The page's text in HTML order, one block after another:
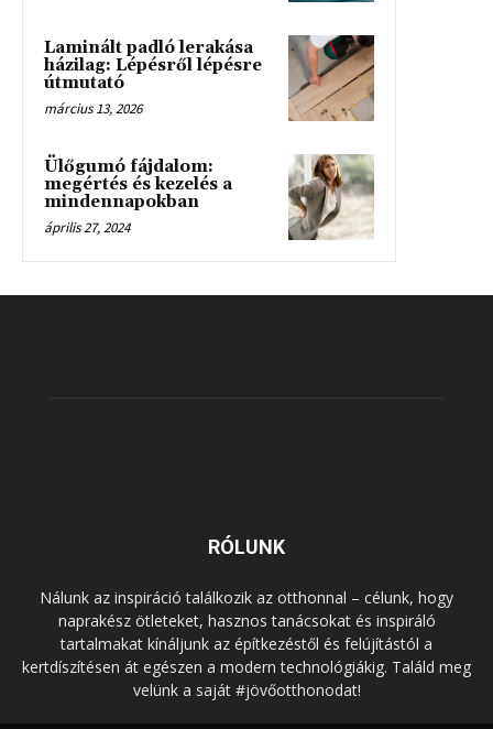
Laminált padló lerakása
házilag: Lépésről lépésre
útmutató
március 13, 2026
Ülőgumó fájdalom:
megértés és kezelés a
mindennapokban
április 27, 2024
RÓLUNK
Nálunk az inspiráció találkozik az otthonnal – célunk, hogy
naprakész ötleteket, hasznos tanácsokat és inspiráló
tartalmakat kínáljunk az építkezéstől és felújítástól a
kertdíszítésen át egészen a modern technológiákig. Találd meg
velünk a saját #jövőotthonodat!